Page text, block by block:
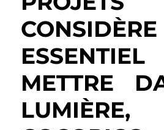
CONSIDÈRE
METTRE